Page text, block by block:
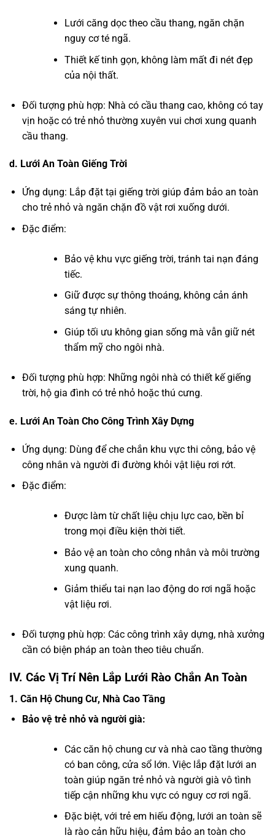
Lưới căng dọc theo cầu thang, ngăn chặn
nguy cơ té ngã.
Thiết kế tinh gọn, không làm mất đi nét đẹp
của nội thất.
Đối tượng phù hợp: Nhà có cầu thang cao, không có tay
vịn hoặc có trẻ nhỏ thường xuyên vui chơi xung quanh
cầu thang.
d. Lưới An Toàn Giếng Trời
Ứng dụng: Lắp đặt tại giếng trời giúp đảm bảo an toàn
cho trẻ nhỏ và ngăn chặn đồ vật rơi xuống dưới.
Đặc điểm:
Bảo vệ khu vực giếng trời, tránh tai nạn đáng
tiếc.
Giữ được sự thông thoáng, không cản ánh
sáng tự nhiên.
Giúp tối ưu không gian sống mà vẫn giữ nét
thẩm mỹ cho ngôi nhà.
Đối tượng phù hợp: Những ngôi nhà có thiết kế giếng
trời, hộ gia đình có trẻ nhỏ hoặc thú cưng.
e. Lưới An Toàn Cho Công Trình Xây Dựng
Ứng dụng: Dùng để che chắn khu vực thi công, bảo vệ
công nhân và người đi đường khỏi vật liệu rơi rớt.
Đặc điểm:
Được làm từ chất liệu chịu lực cao, bền bỉ
trong mọi điều kiện thời tiết.
Bảo vệ an toàn cho công nhân và môi trường
xung quanh.
Giảm thiểu tai nạn lao động do rơi ngã hoặc
vật liệu rơi.
Đối tượng phù hợp: Các công trình xây dựng, nhà xưởng
cần có biện pháp an toàn theo tiêu chuẩn.
IV. Các Vị Trí Nên Lắp Lưới Rào Chắn An Toàn
1. Căn Hộ Chung Cư, Nhà Cao Tầng
Bảo vệ trẻ nhỏ và người già:
Các căn hộ chung cư và nhà cao tầng thường
có ban công, cửa sổ lớn. Việc lắp đặt lưới an
toàn giúp ngăn trẻ nhỏ và người già vô tình
tiếp cận những khu vực có nguy cơ rơi ngã.
Đặc biệt, với trẻ em hiếu động, lưới an toàn sẽ
là rào cản hữu hiệu, đảm bảo an toàn cho